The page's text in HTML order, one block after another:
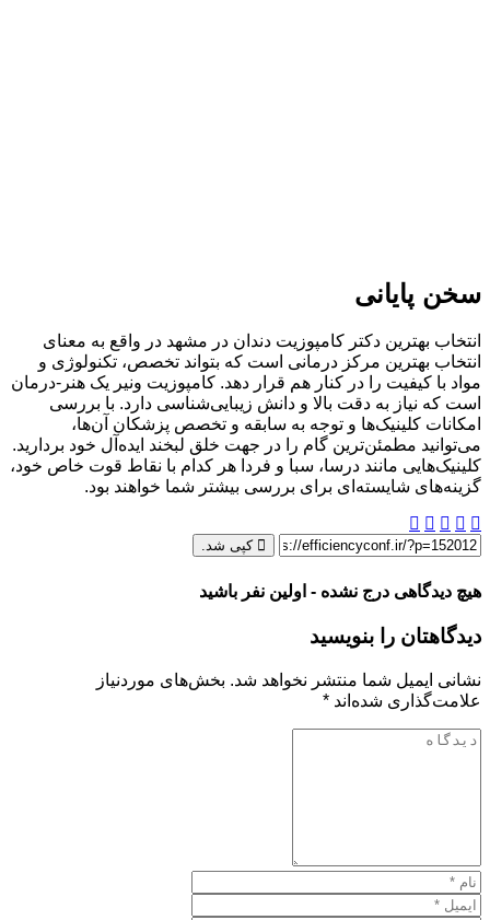
سخن پایانی
انتخاب بهترین دکتر کامپوزیت دندان در مشهد در واقع به معنای
انتخاب بهترین مرکز درمانی است که بتواند تخصص، تکنولوژی و
مواد با کیفیت را در کنار هم قرار دهد. کامپوزیت ونیر یک هنر-درمان
است که نیاز به دقت بالا و دانش زیبایی‌شناسی دارد. با بررسی
امکانات کلینیک‌ها و توجه به سابقه و تخصص پزشکان آن‌ها،
می‌توانید مطمئن‌ترین گام را در جهت خلق لبخند ایده‌آل خود بردارید.
کلینیک‌هایی مانند درسا، سبا و فردا هر کدام با نقاط قوت خاص خود،
گزینه‌های شایسته‌ای برای بررسی بیشتر شما خواهند بود.
کپی شد.
هیچ دیدگاهی درج نشده - اولین نفر باشید
دیدگاهتان را بنویسید
نشانی ایمیل شما منتشر نخواهد شد. بخش‌های موردنیاز
علامت‌گذاری شده‌اند *